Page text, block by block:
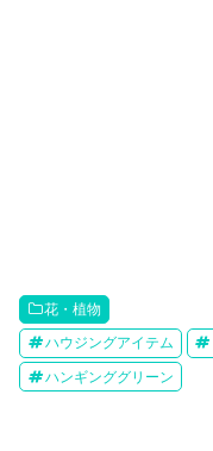
花・植物
ハウジングアイテム
ハンギンググリーン